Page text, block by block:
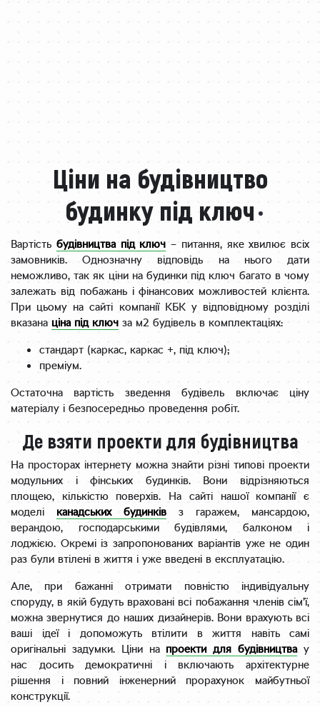
Ціни на будівництво
будинку під ключ
Вартість будівництва під ключ – питання, яке хвилює всіх
замовників. Однозначну відповідь на нього дати
неможливо, так як ціни на будинки під ключ багато в чому
залежать від побажань і фінансових можливостей клієнта.
При цьому на сайті компанії КБК у відповідному розділі
вказана ціна під ключ за м2 будівель в комплектаціях:
стандарт (каркас, каркас +, під ключ);
преміум.
Остаточна вартість зведення будівель включає ціну
матеріалу і безпосередньо проведення робіт.
Де взяти проекти для будівництва
На просторах інтернету можна знайти різні типові проекти
модульних і фінських будинків. Вони відрізняються
площею, кількістю поверхів. На сайті нашої компанії є
моделі канадських будинків з гаражем, мансардою,
верандою, господарськими будівлями, балконом і
лоджією. Окремі із запропонованих варіантів уже не один
раз були втілені в життя і уже введені в експлуатацію.
Але, при бажанні отримати повністю індивідуальну
споруду, в якій будуть враховані всі побажання членів сім’ї,
можна звернутися до наших дизайнерів. Вони врахують всі
ваші ідеї і допоможуть втілити в життя навіть самі
оригінальні задумки. Ціни на проекти для будівництвау
нас досить демократичні і включають архітектурне
рішення і повний інженерний прорахунок майбутньої
конструкції.